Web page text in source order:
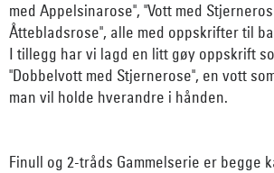
med Appelsinarose", "Vott med
Åttebladsrose", alle med oppskrifter til
I tillegg har vi lagd en litt gøy oppskrift
"Dobbelvott med Stjernerose", en vott
man vil holde hverandre i hånden.
Finull og 2-tråds Gammelserie er begge